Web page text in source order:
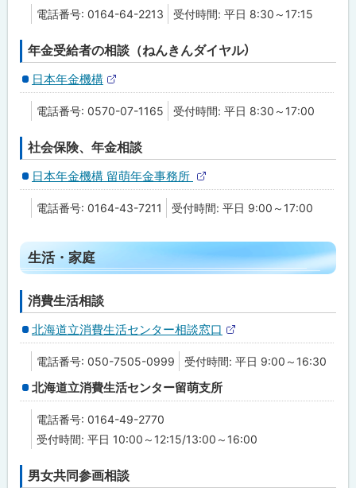
電話番号: 0164-64-2213 受付時間: 平日 8:30～17:15
年金受給者の相談（ねんきんダイヤル）
日本年金機構
外
部
サ
ト
電話番号: 0570-07-1165 受付時間: 平日 8:30～17:00
社会保険、年金相談
日本年金機構 留萌年金事務所
外
部
サ
電話番号: 0164-43-7211 受付時間: 平日 9:00～17:00
ト
ッ
プ
に
戻
生活・家庭
消費生活相談
北海道立消費生活センター相談窓口
外
部
サ
電話番号: 050-7505-0999 受付時間: 平日 9:00～16:30
北海道立消費生活センター留萌支所
電話番号: 0164-49-2770
受付時間: 平日 10:00～12:15/13:00～16:00
男女共同参画相談